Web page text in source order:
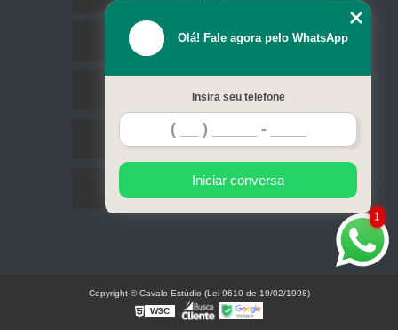
Missão
Serviços
Contato
Mapa do site
1
Olá! Fale agora pelo WhatsApp
Insira seu telefone
Iniciar conversa
Copyright © Cavalo Estúdio (Lei 9610 de 19/02/1998)
W3C